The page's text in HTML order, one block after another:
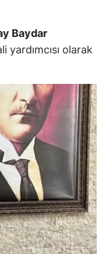
Baydar
yardımcısı olarak